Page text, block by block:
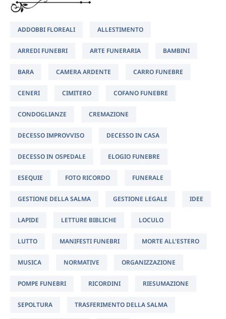
ADDOBBI FLOREALI ALLESTIMENTO
ARREDI FUNEBRI ARTE FUNERARIA BAMBINI
BARA CAMERA ARDENTE CARRO FUNEBRE
CENERI CIMITERO COFANO FUNEBRE
CONDOGLIANZE CREMAZIONE
DECESSO IMPROVVISO DECESSO IN CASA
DECESSO IN OSPEDALE ELOGIO FUNEBRE
ESEQUIE FOTO RICORDO FUNERALE
GESTIONE DELLA SALMA GESTIONE LEGALE IDEE
LAPIDE LETTURE BIBLICHE LOCULO
LUTTO MANIFESTI FUNEBRI MORTE ALL'ESTERO
MUSICA NORMATIVE ORGANIZZAZIONE
POMPE FUNEBRI RICORDINI RIESUMAZIONE
SEPOLTURA TRASFERIMENTO DELLA SALMA